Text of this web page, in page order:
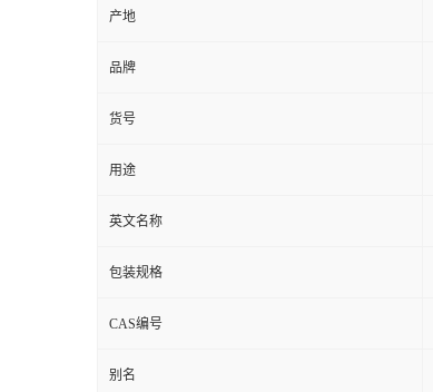
产地
品牌
货号
用途
英文名称
包装规格
CAS编号
别名